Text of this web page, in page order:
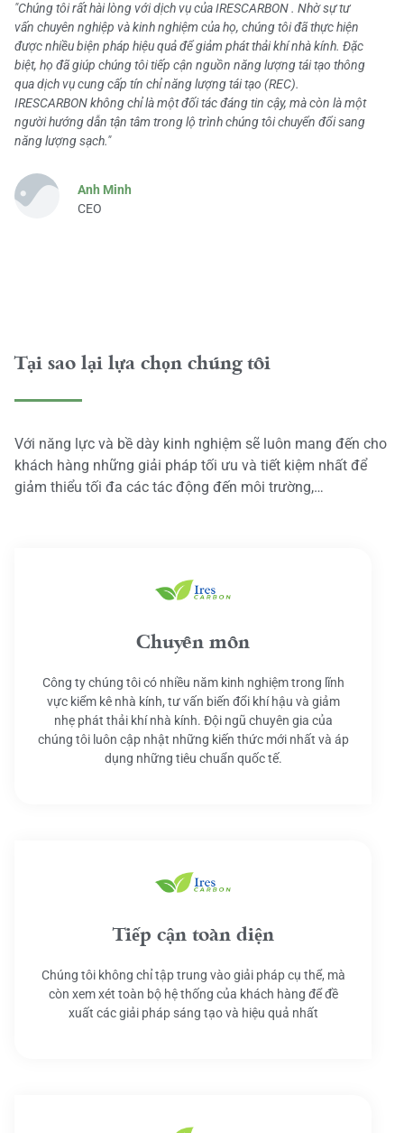
"Chúng tôi rất hài lòng với dịch vụ của IRESCARBON . Nhờ sự tư
vấn chuyên nghiệp và kinh nghiệm của họ, chúng tôi đã thực hiện
được nhiều biện pháp hiệu quả để giảm phát thải khí nhà kính. Đặc
biệt, họ đã giúp chúng tôi tiếp cận nguồn năng lượng tái tạo thông
qua dịch vụ cung cấp tín chỉ năng lượng tái tạo (REC).
IRESCARBON không chỉ là một đối tác đáng tin cậy, mà còn là một
người hướng dẫn tận tâm trong lộ trình chúng tôi chuyển đổi sang
năng lượng sạch."
Anh Minh
CEO
Tại sao lại lựa chọn chúng tôi
Với năng lực và bề dày kinh nghiệm sẽ luôn mang đến cho
khách hàng những giải pháp tối ưu và tiết kiệm nhất để
giảm thiểu tối đa các tác động đến môi trường,…
Chuyên môn
Công ty chúng tôi có nhiều năm kinh nghiệm trong lĩnh
vực kiểm kê nhà kính, tư vấn biến đổi khí hậu và giảm
nhẹ phát thải khí nhà kính. Đội ngũ chuyên gia của
chúng tôi luôn cập nhật những kiến thức mới nhất và áp
dụng những tiêu chuẩn quốc tế.
Tiếp cận toàn diện
Chúng tôi không chỉ tập trung vào giải pháp cụ thể, mà
còn xem xét toàn bộ hệ thống của khách hàng để đề
xuất các giải pháp sáng tạo và hiệu quả nhất